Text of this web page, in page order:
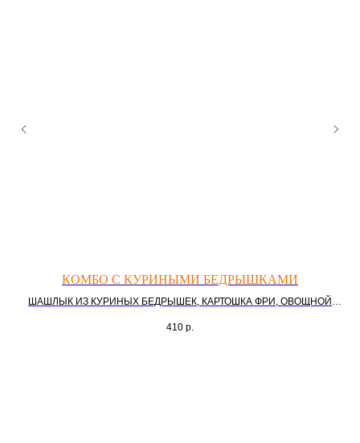
КОМБО С КУРИНЫМИ БЕДРЫШКАМИ
ШАШЛЫК ИЗ КУРИНЫХ БЕДРЫШЕК, КАРТОШКА ФРИ, ОВОЩНОЙ
410 р.